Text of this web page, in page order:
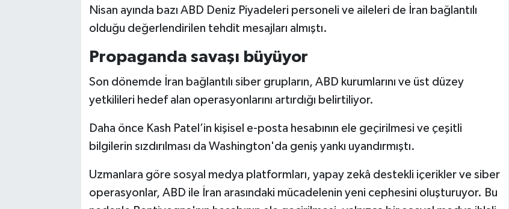
Nisan ayında bazı ABD Deniz Piyadeleri personeli ve aileleri de İran bağlantılı
olduğu değerlendirilen tehdit mesajları almıştı.
Propaganda savaşı büyüyor
Son dönemde İran bağlantılı siber grupların, ABD kurumlarını ve üst düzey
yetkilileri hedef alan operasyonlarını artırdığı belirtiliyor.
Daha önce Kash Patel’in kişisel e-posta hesabının ele geçirilmesi ve çeşitli
bilgilerin sızdırılması da Washington'da geniş yankı uyandırmıştı.
Uzmanlara göre sosyal medya platformları, yapay zekâ destekli içerikler ve siber
operasyonlar, ABD ile İran arasındaki mücadelenin yeni cephesini oluşturuyor. Bu